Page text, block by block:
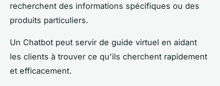
recherchent des informations spécifiques ou des
produits particuliers.
Un Chatbot peut servir de guide virtuel en aidant
les clients à trouver ce qu'ils cherchent rapidement
et efficacement.